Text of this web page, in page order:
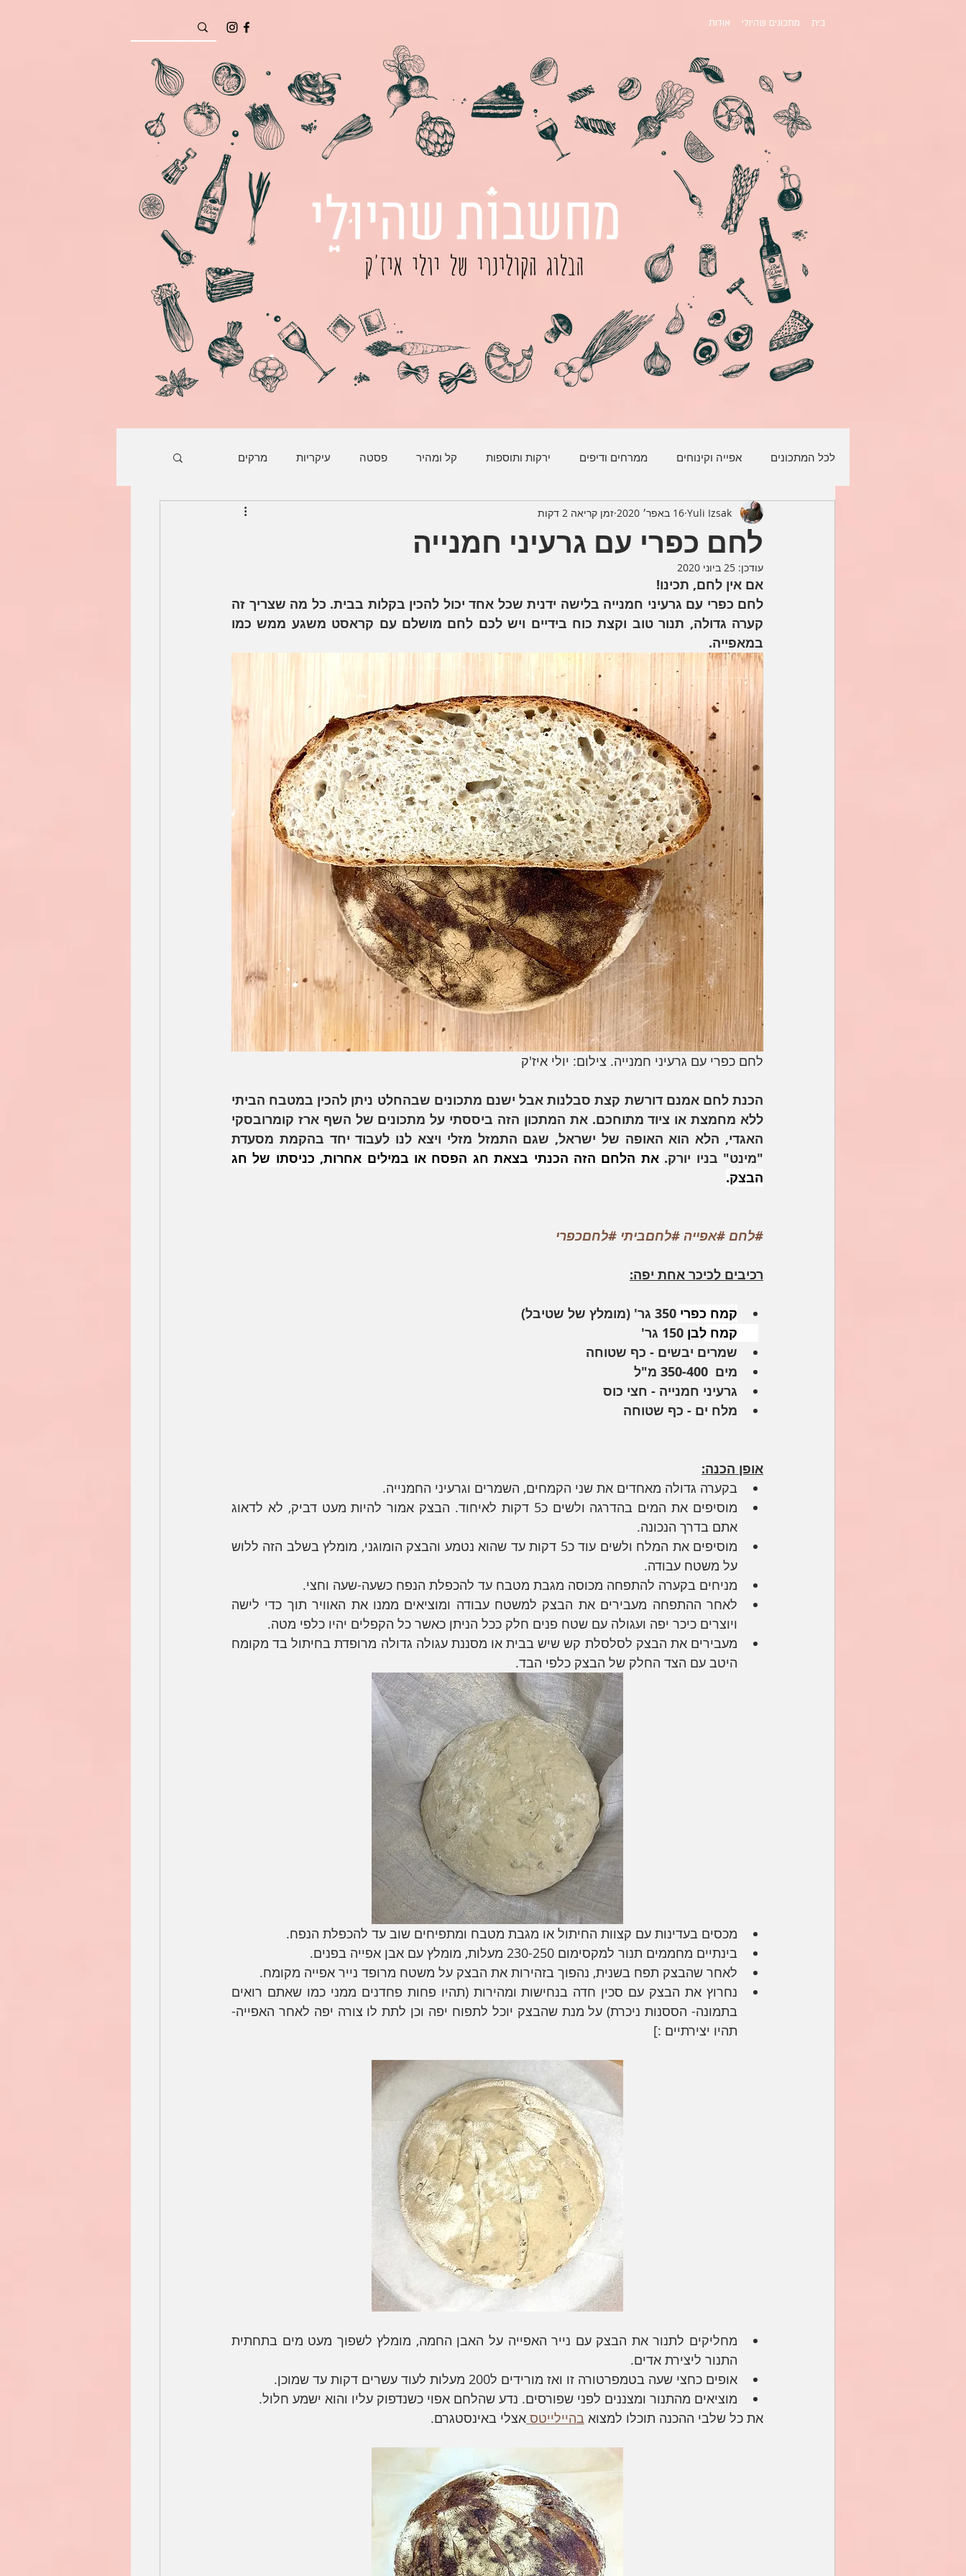
בית מתכונים שהיולי אודות
לכל המתכונים אפייה וקינוחים ממרחים ודיפים ירקות ותוספות קל ומהיר פסטה עיקריות מרקים
דגים ופירות ים
לחם כפרי עם גרעיני חמנייה
Yuli Izsak 16 באפר׳ 2020 זמן קריאה 2 דקות
עודכן: 25 ביוני 2020
אם אין לחם, תכינו!
במאפייה.
לחם כפרי עם גרעיני חמנייה. צילום: יולי איז'ק
"מינט" בניו יורק.
הבצק.
#לחם #אפייה #לחםביתי #לחםכפרי
רכיבים לכיכר אחת יפה:
קמח כפרי 350 גר' (מומלץ של שטיבל)
קמח לבן 150 גר'
שמרים יבשים - כף שטוחה
מים  350-400 מ"ל
גרעיני חמנייה - חצי כוס
מלח ים - כף שטוחה
אופן הכנה:
בקערה גדולה מאחדים את שני הקמחים, השמרים וגרעיני החמנייה.
אתם בדרך הנכונה.
על משטח עבודה.
מניחים בקערה להתפחה מכוסה מגבת מטבח עד להכפלת הנפח כשעה-שעה וחצי.
ויוצרים כיכר יפה ועגולה עם שטח פנים חלק ככל הניתן כאשר כל הקפלים יהיו כלפי מטה.
היטב עם הצד החלק של הבצק כלפי הבד.
מכסים בעדינות עם קצוות החיתול או מגבת מטבח ומתפיחים שוב עד להכפלת הנפח.
בינתיים מחממים תנור למקסימום 230-250 מעלות, מומלץ עם אבן אפייה בפנים.
לאחר שהבצק תפח בשנית, נהפוך בזהירות את הבצק על משטח מרופד נייר אפייה מקומח.
תהיו יצירתיים :]
התנור ליצירת אדים.
אופים כחצי שעה בטמפרטורה זו ואז מורידים ל200 מעלות לעוד עשרים דקות עד שמוכן.
מוציאים מהתנור ומצננים לפני שפורסים. נדע שהלחם אפוי כשנדפוק עליו והוא ישמע חלול.
את כל שלבי ההכנה תוכלו למצוא בהיילייטס אצלי באינסטגרם.